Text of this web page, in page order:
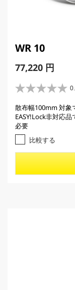
WR 10
C
r
e
n
t
p
r
o
d
77,220 円
星
.
0
／
5
個
で
す
。
散布幅100mm 対象
EASY!Lock非対応
必要
比較する